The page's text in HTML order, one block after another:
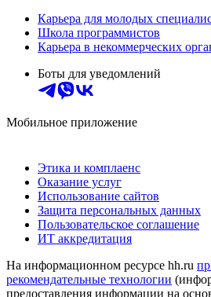
Карьера для молодых
Школа программистов
Карьера в некоммерческих
Боты для уведомлений
Мобильное приложение
Этика и комплаенс
Оказание услуг
Использование сайтов
Защита персональных данных
Пользовательское соглашение
ИТ аккредитация
На информационном ресурсе hh.ru
рекомендательные технологии
предоставления информации на